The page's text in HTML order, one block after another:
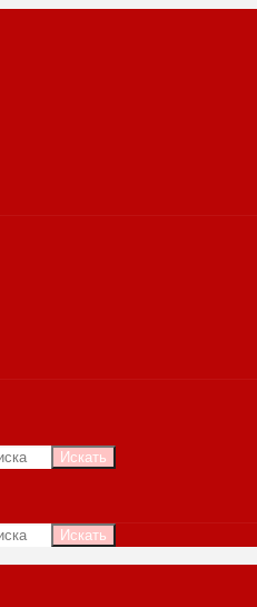
Искать
Искать